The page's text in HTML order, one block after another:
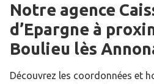
Notre agence
d’Epargne à
Boulieu lès
Découvrez les coordonnées et